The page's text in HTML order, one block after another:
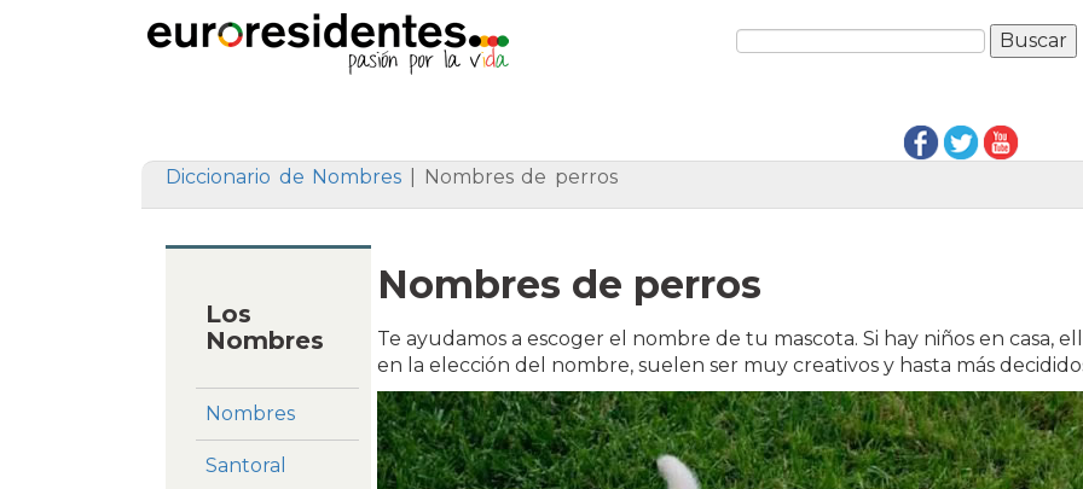
Diccionario de Nombres Nombres de perros
Nombres de perros
Te ayudamos a escoger el nombre de tu mascota. Si hay niños en casa,
en la elección del nombre, suelen ser muy creativos y hasta más
Los
Nombres
Nombres
Santoral